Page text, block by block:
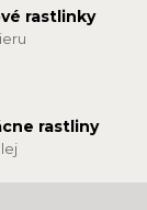
rastlinky
rastliny